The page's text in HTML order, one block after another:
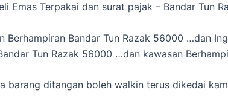
Emas Terpakai dan surat pajak – Bandar Tun
Berhampiran Bandar Tun Razak 56000 …dan
Tun Razak 56000 …dan kawasan
barang ditangan boleh walkin terus dikedai